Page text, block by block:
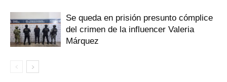
Se queda en prisión presunto cómplice
del crimen de la influencer Valeria
Márquez